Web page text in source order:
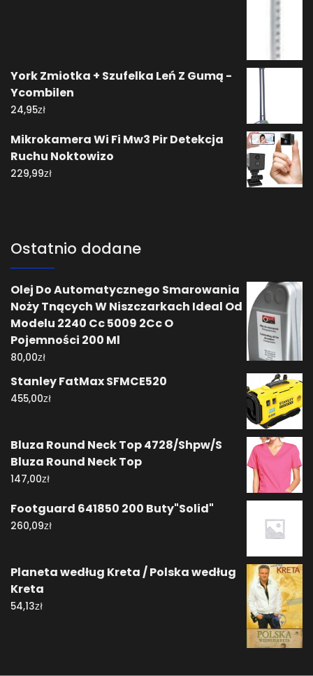
York Zmiotka + Szufelka Leń Z Gumą -
Ycombilen
24,95zł
Mikrokamera Wi Fi Mw3 Pir Detekcja
Ruchu Noktowizo
229,99zł
Ostatnio dodane
Olej Do Automatycznego Smarowania
Noży Tnących W Niszczarkach Ideal Od
Modelu 2240 Cc 5009 2Cc O
Pojemności 200 Ml
80,00zł
Stanley FatMax SFMCE520
455,00zł
Bluza Round Neck Top 4728/Shpw/S
Bluza Round Neck Top
147,00zł
Footguard 641850 200 Buty"Solid"
260,09zł
Planeta według Kreta / Polska według
Kreta
54,13zł